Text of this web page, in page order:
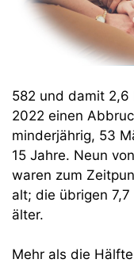
582 und damit 2,6
2022 einen
minderjährig, 53
15 Jahre. Neun
waren zum
alt; die übrigen
älter.
Mehr als die